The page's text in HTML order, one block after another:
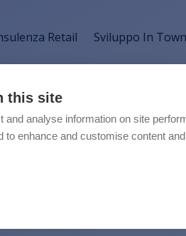
this site
and analyse information on site
to enhance and customise content
Retail Sviluppo In Town
mondo del retail. Ogni giorno ci
con attenzione, precisione e